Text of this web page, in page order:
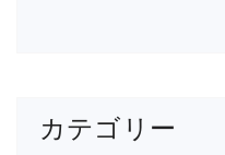
カテゴリー